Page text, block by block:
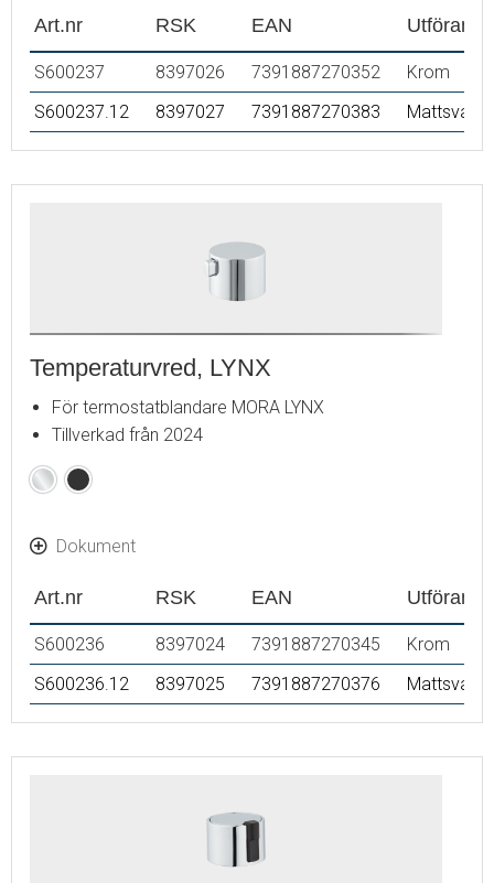
Art.nr RSK EAN Utförande
S600237 8397026 7391887270352
Krom
S600237.12
8397027 7391887270383 Mattsvart
Temperaturvred, LYNX
För termostatblandare MORA LYNX
Tillverkad från 2024
KromMattsvart
Dokument
Art.nr RSK EAN Utförande
S600236 8397024 7391887270345
Krom
S600236.12
8397025 7391887270376 Mattsvart